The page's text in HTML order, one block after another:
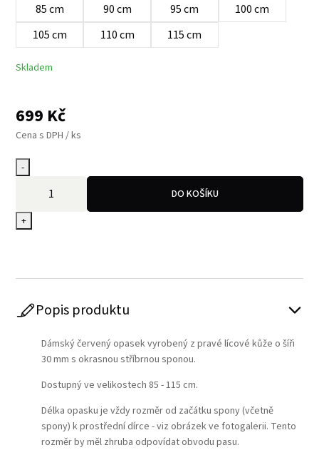
85 cm 90 cm 95 cm
100 cm
105 cm
110 cm 115 cm
Skladem
699 Kč
Cena s DPH / ks
-
+
DO KOŠÍKU
Popis produktu
Dámský červený opasek vyrobený z pravé lícové kůže o šíři
30 mm s okrasnou stříbrnou sponou.
Dostupný ve velikostech 85 - 115 cm.
Délka opasku je vždy rozměr od začátku spony (včetně
spony) k prostřední dírce - viz obrázek ve fotogalerii. Tento
rozměr by měl zhruba odpovídat obvodu pasu.